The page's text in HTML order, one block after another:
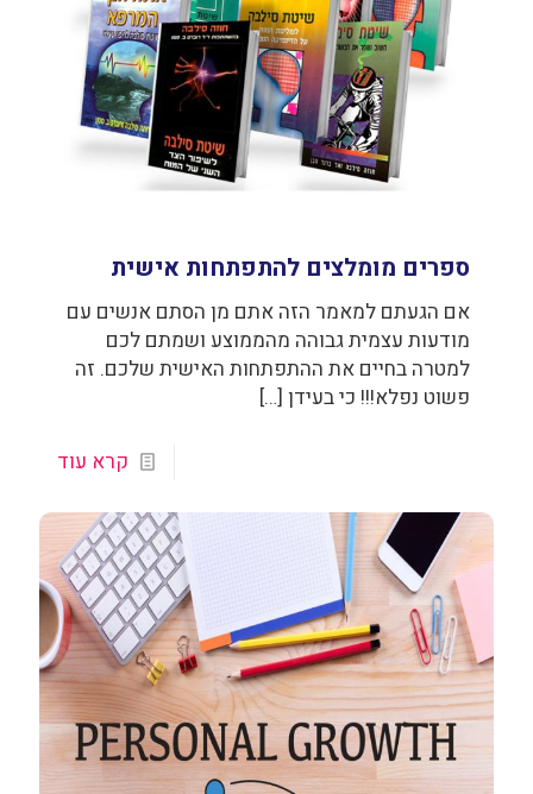
ספרים מומלצים להתפתחות אישית
אם הגעתם למאמר הזה אתם מן הסתם אנשים עם
מודעות עצמית גבוהה מהממוצע ושמתם לכם
למטרה בחיים את ההתפתחות האישית שלכם. זה
פשוט נפלא!!! כי בעידן […]
קרא עוד